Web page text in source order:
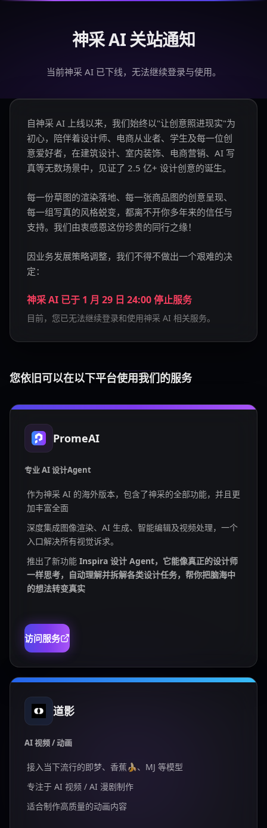
神采 AI 关站通知
当前神采 AI 已下线，无法继续登录与使用。
自神采 AI 上线以来，我们始终以"让创意照进现实"为
初心，陪伴着设计师、电商从业者、学生及每一位创
意爱好者，在建筑设计、室内装饰、电商营销、AI 写
真等无数场景中，见证了 2.5 亿+ 设计创意的诞生。
每一份草图的渲染落地、每一张商品图的创意呈现、
每一组写真的风格蜕变，都离不开你多年来的信任与
支持。我们由衷感恩这份珍贵的同行之缘！
因业务发展策略调整，我们不得不做出一个艰难的决
定：
神采 AI 已于 1 月 29 日 24:00 停止服务
目前，您已无法继续登录和使用神采 AI 相关服务。
您依旧可以在以下平台使用我们的服务
PromeAI
专业 AI 设计Agent
作为神采 AI 的海外版本，包含了神采的全部功能，并且更
加丰富全面
深度集成图像渲染、AI 生成、智能编辑及视频处理，一个
入口解决所有视觉诉求。
推出了新功能 Inspira 设计 Agent，它能像真正的设计师
一样思考，自动理解并拆解各类设计任务，帮你把脑海中
的想法转变真实
访问服务
道影
AI 视频 / 动画
接入当下流行的即梦、香蕉🍌、MJ 等模型
专注于 AI 视频 / AI 漫剧制作
适合制作高质量的动画内容